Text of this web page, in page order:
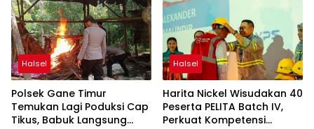
Halsel
Polsek Gane Timur
Temukan Lagi Poduksi Cap
Tikus, Babuk Langsung
Halsel
Harita Nickel Wisudakan 40
Peserta PELITA Batch IV,
Perkuat Kompetensi